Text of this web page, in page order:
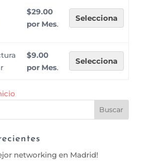
$29.00
por Mes.
Selecciona
$9.00
por Mes.
Selecciona
networking en Madrid!